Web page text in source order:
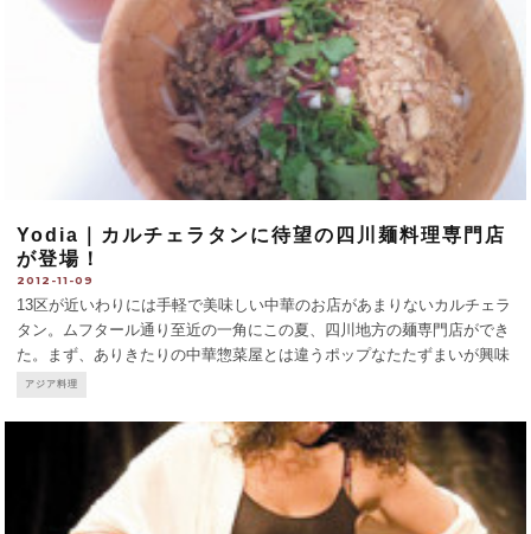
Yodia｜カルチェラタンに待望の四川麺料理専門店
が登場！
2012-11-09
13区が近いわりには手軽で美味しい中華のお店があまりないカルチェラ
タン。ムフタール通り至近の一角にこの夏、四川地方の麺専門店ができ
た。まず、ありきたりの中華惣菜屋とは違うポップなたたずまいが興味
をひく。少年のような料理人2人とサービスの女の子の歓迎がさわやか
アジア料理